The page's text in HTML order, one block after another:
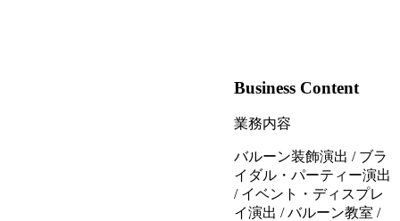
Business Content
業務内容
バルーン装飾演出 / ブラ
イダル・パーティー演出
/ イベント・ディスプレ
イ演出 / バルーン教室 /